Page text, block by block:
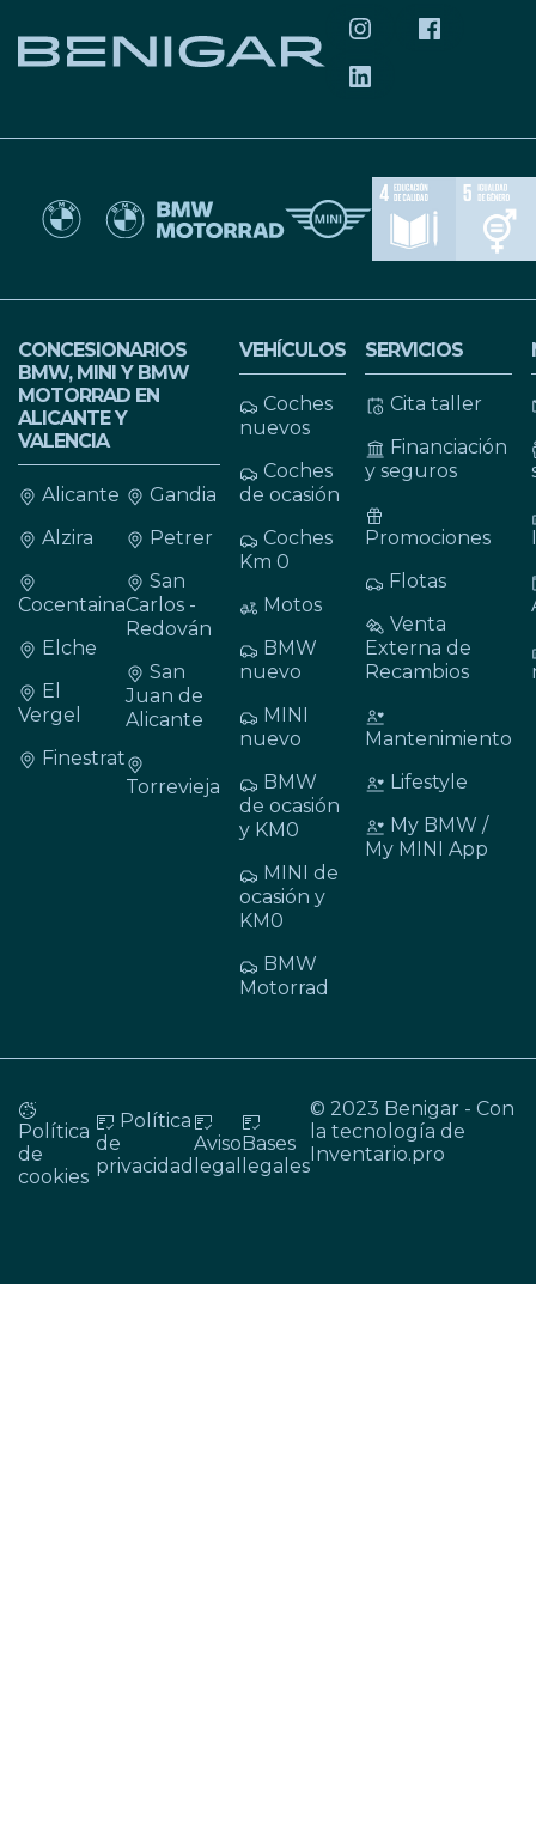
SÍGUENOS EN
SÍGUENOS
SÍGUENOS EN
CONCESIONARIOS
BMW, MINI Y BMW
MOTORRAD EN
ALICANTE Y
VALENCIA
Alicante
Alzira
Cocentaina
Elche
El
Vergel
Finestrat
Gandia
Petrer
San
Carlos -
Redován
San
Juan de
Alicante
Torrevieja
VEHÍCULOS
Coches
nuevos
Coches
de ocasión
Coches
Km 0
Motos
BMW
nuevo
MINI
nuevo
BMW
de ocasión
y KM0
MINI de
ocasión y
KM0
BMW
Motorrad
SERVICIOS
Cita taller
Financiación
y seguros
Promociones
Flotas
Venta
Externa de
Recambios
Mantenimiento
Lifestyle
My BMW /
My MINI App
Política
de
cookies
Política
de
privacidad
Aviso
legal
Bases
legales
© 2023 Benigar - Con
la tecnología de
Inventario.pro